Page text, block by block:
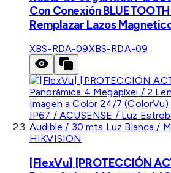
Con Conexión
Remplazar Lazos
XBS-RDA-09XBS-RDA-09
HIKVISION
[FlexVu] [PROTECCIÓN